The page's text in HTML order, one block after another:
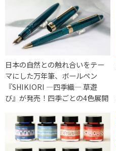
日本の自然との触れ合いをテー
マにした万年筆、ボールペン
『SHIKIORI ―四季織― 草遊
び』が発売！四季ごとの4色展開